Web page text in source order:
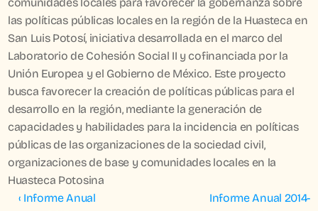
las políticas públicas locales en la región de la Huasteca en
San Luis Potosí, iniciativa desarrollada en el marco del
Laboratorio de Cohesión Social II y cofinanciada por la
Unión Europea y el Gobierno de México. Este proyecto
busca favorecer la creación de políticas públicas para el
desarrollo en la región, mediante la generación de
capacidades y habilidades para la incidencia en políticas
públicas de las organizaciones de la sociedad civil,
organizaciones de base y comunidades locales en la
Huasteca Potosina
‹ Informe Anual
Informe Anual 2014-